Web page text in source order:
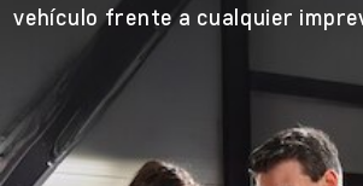
vehículo frente a cualquier